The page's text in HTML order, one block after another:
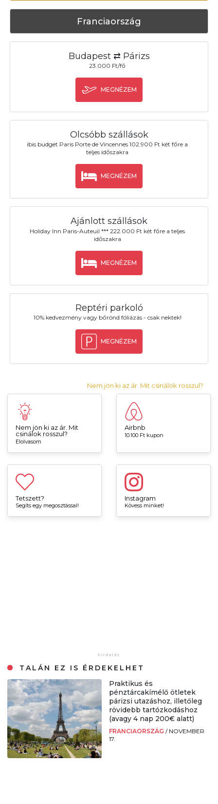
Franciaország
Budapest ⇄ Párizs
23.000 Ft/fő
MEGNÉZEM
Olcsóbb szállások
ibis budget Paris Porte de Vincennes 102.900 Ft két főre a
teljes időszakra
MEGNÉZEM
Ajánlott szállások
Holiday Inn Paris-Auteuil *** 222.000 Ft két főre a teljes
időszakra
MEGNÉZEM
Reptéri parkoló
10% kedvezmény vagy bőrönd fóliázás - csak nektek!
MEGNÉZEM
Nem jön ki az ár. Mit csinálok rosszul?
Nem jön ki az ár. Mit
csinálok rosszul?
Elolvasom
Airbnb
10.100 Ft kupon
Tetszett?
Segíts egy megosztással!
Instagram
Kövess minket!
TALÁN EZ IS ÉRDEKELHET
Praktikus és
pénztárcakímélő ötletek
párizsi utazáshoz, illetőleg
rövidebb tartózkodáshoz
(avagy 4 nap 200€ alatt)
FRANCIAORSZÁG / NOVEMBER
17.